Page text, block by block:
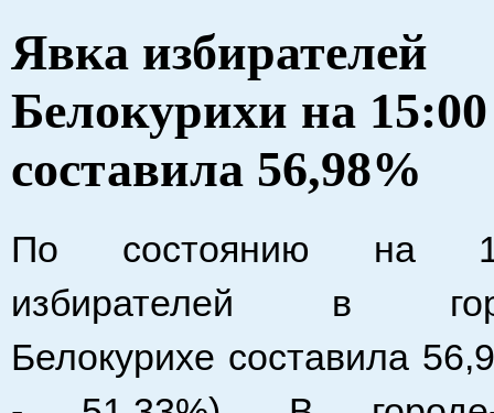
Явка избирателей
Белокурихи на 15:00
составила 56,98%
По состоянию на
избирателей в
Белокурихе составила